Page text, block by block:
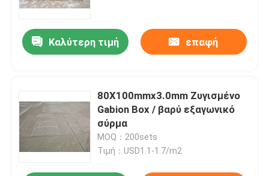
Καλύτερη τιμή επαφή
80X100mmx3.0mm Ζυγισμένο
Gabion Box / βαρύ εξαγωνικό
σύρμα
MOQ：200sets
Τιμή：USD1.1-1.7/m2